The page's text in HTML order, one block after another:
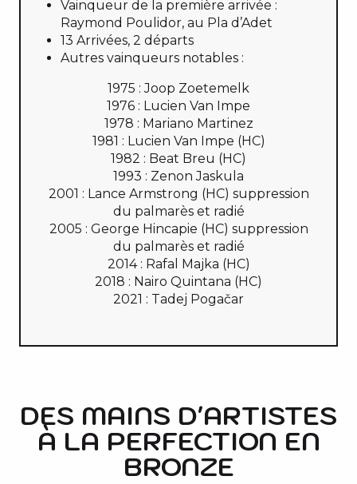
Vainqueur de la première arrivée :
Raymond Poulidor, au Pla d’Adet
13 Arrivées, 2 départs
Autres vainqueurs notables :
1975 : Joop Zoetemelk
1976 : Lucien Van Impe
1978 : Mariano Martinez
1981 : Lucien Van Impe (HC)
1982 : Beat Breu (HC)
1993 : Zenon Jaskula
2001 : Lance Armstrong (HC) suppression
du palmarès et radié
2005 : George Hincapie (HC) suppression
du palmarès et radié
2014 : Rafal Majka (HC)
2018 : Nairo Quintana (HC)
2021 : Tadej Pogačar
DES MAINS D'ARTISTES
À LA PERFECTION EN
BRONZE